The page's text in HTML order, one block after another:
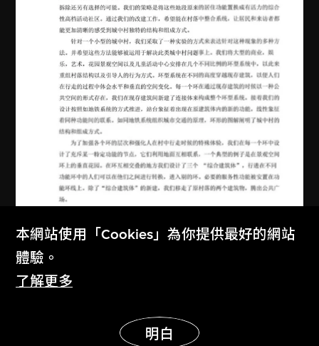
本網站使用「Cookies」為你提供最好的網站
體驗。
了解更多
明白
展示更多